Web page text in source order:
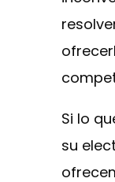
Si lo
su